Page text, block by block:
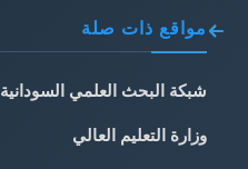
مواقع ذات صلة
شبكة البحث العلمي السودانية
وزارة التعليم العالي